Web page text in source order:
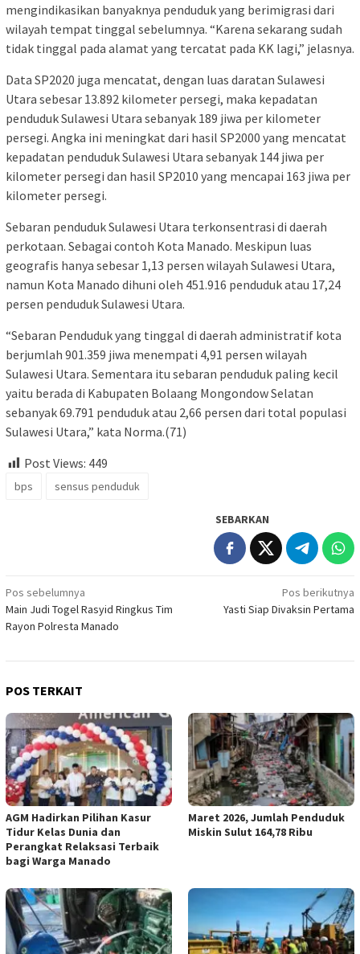
mengindikasikan banyaknya penduduk yang berimigrasi dari
wilayah tempat tinggal sebelumnya. “Karena sekarang sudah
tidak tinggal pada alamat yang tercatat pada KK lagi,” jelasnya.
Data SP2020 juga mencatat, dengan luas daratan Sulawesi
Utara sebesar 13.892 kilometer persegi, maka kepadatan
penduduk Sulawesi Utara sebanyak 189 jiwa per kilometer
persegi. Angka ini meningkat dari hasil SP2000 yang mencatat
kepadatan penduduk Sulawesi Utara sebanyak 144 jiwa per
kilometer persegi dan hasil SP2010 yang mencapai 163 jiwa per
kilometer persegi.
Sebaran penduduk Sulawesi Utara terkonsentrasi di daerah
perkotaan. Sebagai contoh Kota Manado. Meskipun luas
geografis hanya sebesar 1,13 persen wilayah Sulawesi Utara,
namun Kota Manado dihuni oleh 451.916 penduduk atau 17,24
persen penduduk Sulawesi Utara.
“Sebaran Penduduk yang tinggal di daerah administratif kota
berjumlah 901.359 jiwa menempati 4,91 persen wilayah
Sulawesi Utara. Sementara itu sebaran penduduk paling kecil
yaitu berada di Kabupaten Bolaang Mongondow Selatan
sebanyak 69.791 penduduk atau 2,66 persen dari total populasi
Sulawesi Utara,” kata Norma.(71)
Post Views: 449
bps sensus penduduk
SEBARKAN
Navigasi
pos
Pos sebelumnya
Main Judi Togel Rasyid Ringkus Tim
Rayon Polresta Manado
Pos berikutnya
Yasti Siap Divaksin Pertama
POS TERKAIT
AGM Hadirkan Pilihan Kasur
Tidur Kelas Dunia dan
Perangkat Relaksasi Terbaik
bagi Warga Manado
Maret 2026, Jumlah Penduduk
Miskin Sulut 164,78 Ribu